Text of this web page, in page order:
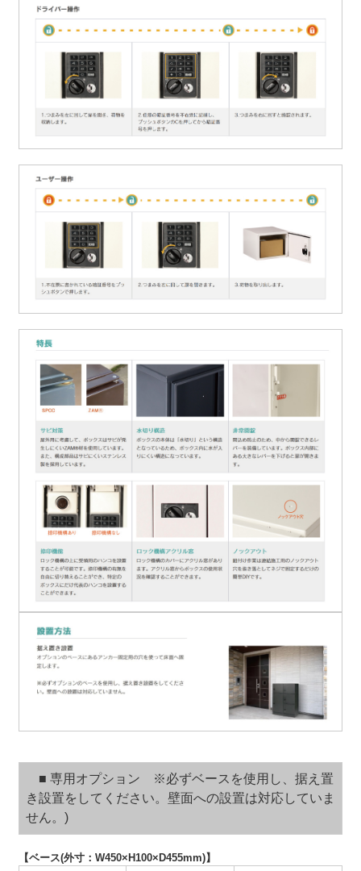
■ 専用オプション ※必ずベースを使用し、据え置
き設置をしてください。壁面への設置は対応していま
せん。)
【ベース(外寸：W450×H100×D455mm)】